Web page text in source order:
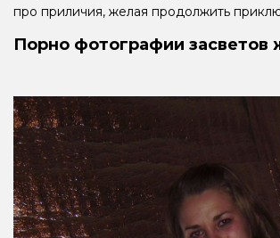
про приличия, желая продолжить
Порно фотографии засветов